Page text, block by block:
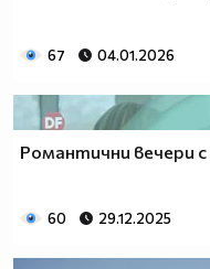
67 04.01.2026
Романтични вечери
60 29.12.2025